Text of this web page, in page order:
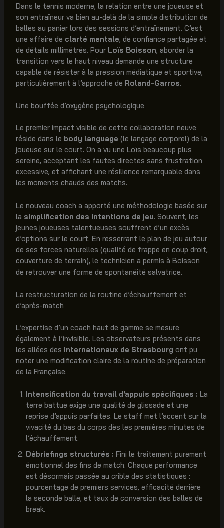
Dans le tennis moderne, la relation entre une joueuse et
son entraîneur va bien au-delà de la simple distribution de
balles au panier lors des sessions d’entraînement. C’est
une affaire de clarté mentale, de confiance partagée et
de détails millimétrés. Pour Loïs Boisson, aborder la
transition vers le haut niveau demande une structure
capable de résister à la pression médiatique et sportive,
particulièrement à l’approche de Roland-Garros.
Une bouffée d’oxygène psychologique
Le premier impact visible de cette collaboration neuve
réside dans le body language (le langage corporel) de la
joueuse sur le court. On a vu une Loïs beaucoup plus
sereine, acceptant les fautes directes sans frustration
excessive, et affichant une résilience remarquable dans
les moments chauds des matchs.
Le nouveau coach a apporté une méthodologie basée sur
la simplification des intentions de jeu. Souvent, les
jeunes joueuses talentueuses souffrent d’un excès
d’options sur le court. En resserrant le plan de jeu autour
de ses forces naturelles (qualité de frappe en coup droit,
couverture de terrain), le technicien a permis à Boisson
de retrouver une forme de spontanéité salvatrice.
La restructuration de la routine d’échauffement et
d’après-match
L’expertise d’un coach haut de gamme se mesure
également à l’invisible. Les observateurs présents dans
les allées des Internationaux de Strasbourg ont pu
noter une modification claire de la routine de préparation
de la Française.
Intensification du travail d’appuis spécifiques : La
terre battue exige une qualité de glissade et une
reprise d’appuis parfaites. Le staff met l’accent sur la
vivacité du bas du corps dès les premières minutes de
l’échauffement.
Débriefings structurés : Fini le traitement purement
émotionnel des fins de match. Chaque performance
est désormais passée au crible des statistiques :
pourcentage de premiers services, efficacité derrière
la seconde balle, et taux de conversion des balles de
break.